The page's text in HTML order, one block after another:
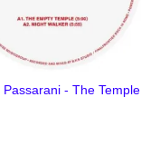
Passarani - The Temple